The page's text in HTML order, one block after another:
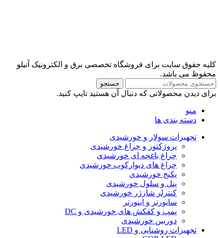
کلیه حقوق سایت برای فروشگاه تخصصی برق و الکترونیک آنیلو
محفوظ می باشد.
جستجو
برای دیدن محصولاتی که دنبال آن هستید تایپ کنید.
منو
دسته بندی ها
تجهیزات سولار و خورشیدی
پروژکتور و چراغ خورشیدی
چراغ باغچه ای خورشیدی
چراغ های دیوارکوب خورشیدی
پکیج خورشیدی
پنل و سلول خورشیدی
کنترلر شارژر خورشیدی
سانورتر و اینورتر
پمپ و کفکش های خورشیدی و DC
دوربین خورشیدی
تجهیزات روشنایی و LED